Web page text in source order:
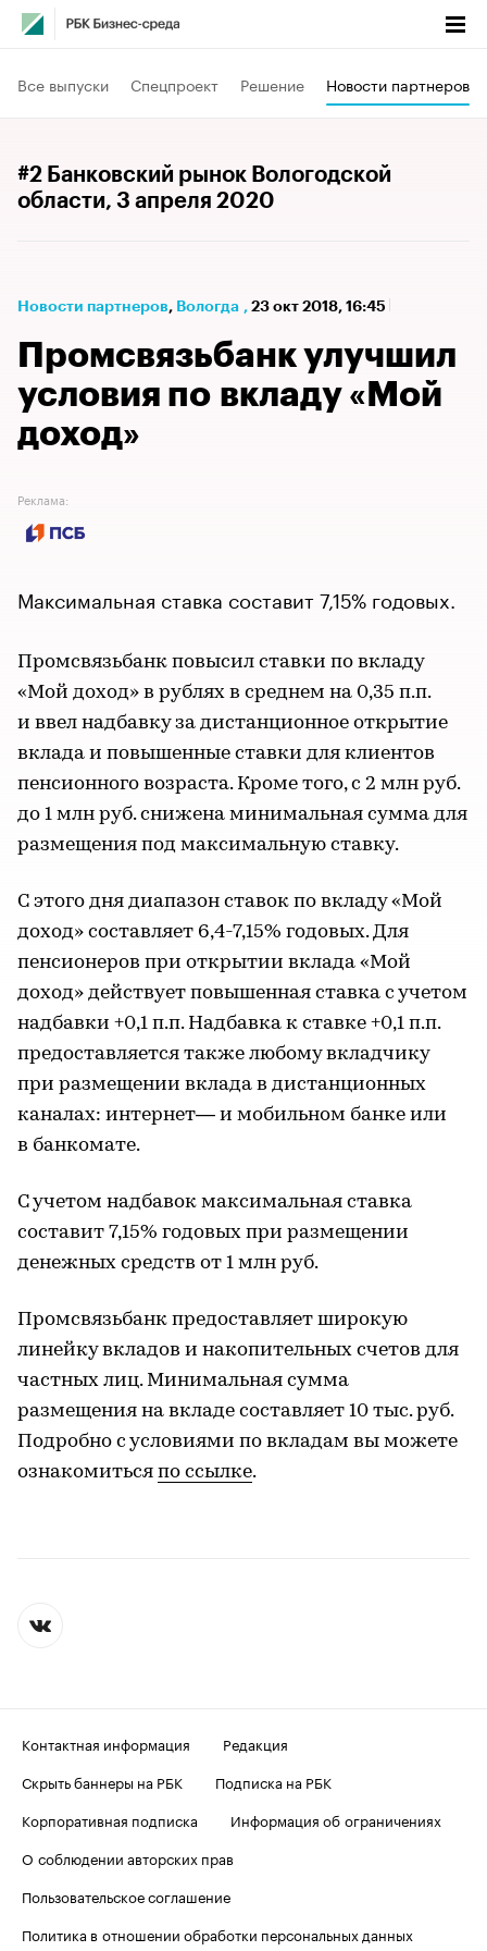
Все выпуски Спецпроект Решение Новости партнеров
#2 Банковский рынок Вологодской
области, 3 апреля 2020
Новости партнеров⁠, Вологда , 23 окт 2018, 16:45
Промсвязьбанк улучшил
условия по вкладу «Мой
доход»
Реклама:
Максимальная ставка составит 7,15% годовых.
Промсвязьбанк повысил ставки по вкладу
«Мой доход» в рублях в среднем на 0,35 п.п.
и ввел надбавку за дистанционное открытие
вклада и повышенные ставки для клиентов
пенсионного возраста. Кроме того, с 2 млн руб.
до 1 млн руб. снижена минимальная сумма для
размещения под максимальную ставку.
С этого дня диапазон ставок по вкладу «Мой
доход» составляет 6,4-7,15% годовых. Для
пенсионеров при открытии вклада «Мой
доход» действует повышенная ставка с учетом
надбавки +0,1 п.п. Надбавка к ставке +0,1 п.п.
предоставляется также любому вкладчику
при размещении вклада в дистанционных
каналах: интернет— и мобильном банке или
в банкомате.
С учетом надбавок максимальная ставка
составит 7,15% годовых при размещении
денежных средств от 1 млн руб.
Промсвязьбанк предоставляет широкую
линейку вкладов и накопительных счетов для
частных лиц. Минимальная сумма
размещения на вкладе составляет 10 тыс. руб.
Подробно с условиями по вкладам вы можете
ознакомиться по ссылке.
Контактная информация
Редакция
Скрыть баннеры на РБК
Подписка на РБК
Корпоративная подписка
Информация об ограничениях
О соблюдении авторских прав
Пользовательское соглашение
Политика в отношении обработки персональных данных